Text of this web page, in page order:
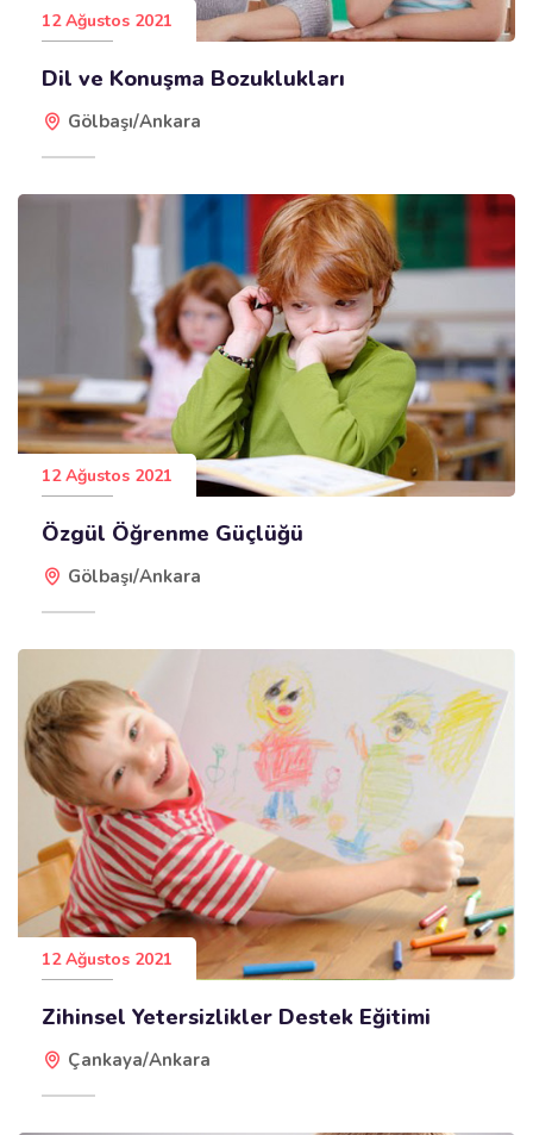
12 Ağustos 2021
Dil ve Konuşma Bozuklukları
Gölbaşı/Ankara
12 Ağustos 2021
Özgül Öğrenme Güçlüğü
Gölbaşı/Ankara
12 Ağustos 2021
Zihinsel Yetersizlikler Destek Eğitimi
Çankaya/Ankara